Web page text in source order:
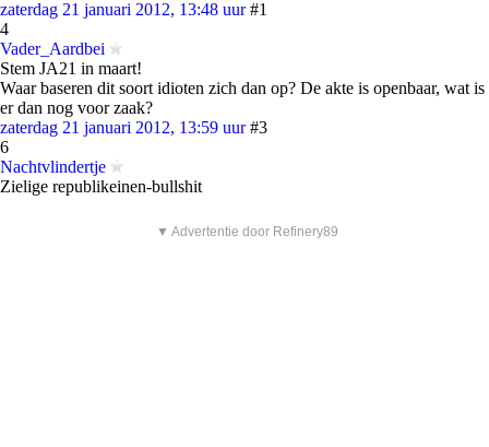
zaterdag 21 januari 2012, 13:48 uur #1
4
Vader_Aardbei
Stem JA21 in maart!
Waar baseren dit soort idioten zich dan op? De akte is openbaar, wat is
er dan nog voor zaak?
zaterdag 21 januari 2012, 13:59 uur #3
6
Nachtvlindertje
Zielige republikeinen-bullshit
▼ Advertentie door Refinery89